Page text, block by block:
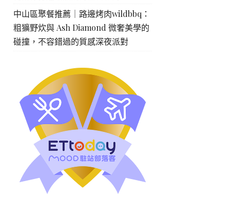
中山區聚餐推薦｜路邊烤肉wildbbq：
粗獷野炊與 Ash Diamond 微奢美學的
碰撞，不容錯過的質感深夜派對